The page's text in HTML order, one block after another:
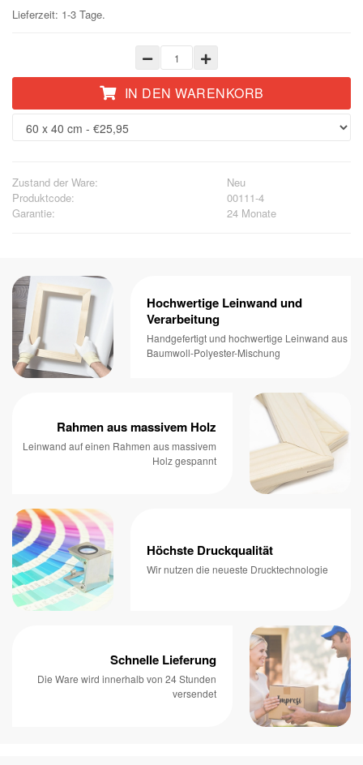
Lieferzeit: 1-3 Tage.
IN DEN WARENKORB
Zustand der Ware:
Neu
Produktcode:
00111-4
Garantie:
24 Monate
Hochwertige Leinwand und
Verarbeitung
Handgefertigt und hochwertige Leinwand aus
Baumwoll-Polyester-Mischung
Rahmen aus massivem Holz
Leinwand auf einen Rahmen aus massivem
Holz gespannt
Höchste Druckqualität
Wir nutzen die neueste Drucktechnologie
Schnelle Lieferung
Die Ware wird innerhalb von 24 Stunden
versendet